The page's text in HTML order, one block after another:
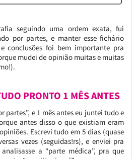
seguindo uma ordem exata, fui
por partes, e manter esse fichário
conclusões foi bem importante pra
mudei de opinião muitas e muitas
PRONTO 1 MÊS ANTES
partes”, e 1 mês antes eu juntei tudo e
antes disso o que existiam eram
Escrevi tudo em 5 dias (quase
vezes (seguidas!rs), e enviei pra
a “parte médica”, pra que